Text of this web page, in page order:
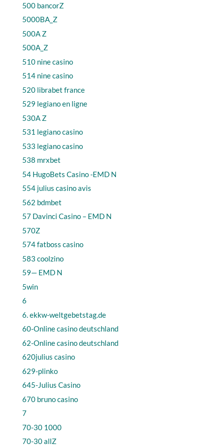
500 bancorZ
5000BA_Z
500A Z
500A_Z
510 nine casino
514 nine casino
520 librabet france
529 legiano en ligne
530A Z
531 legiano casino
533 legiano casino
538 mrxbet
54 HugoBets Casino -EMD N
554 julius casino avis
562 bdmbet
57 Davinci Casino – EMD N
570Z
574 fatboss casino
583 coolzino
59— EMD N
5win
6
6. ekkw-weltgebetstag.de
60-Online casino deutschland
62-Online casino deutschland
620julius casino
629-plinko
645-Julius Casino
670 bruno casino
7
70-30 1000
70-30 allZ